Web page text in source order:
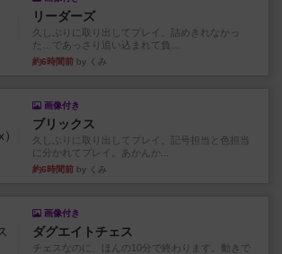
リーダーズ
久しぶりに取り出してプレイ。詰めきれなかっ
た…であっさり追い込まれて負...
約6時間前 by くみ
画像付き
ブリックス
久しぶりに取り出してプレイ。記号担当と色担当
に分かれてプレイ。あかんか...
約6時間前 by くみ
画像付き
ダグエイトチェス
チェスなのに、ほんの10分で終わります。動きで